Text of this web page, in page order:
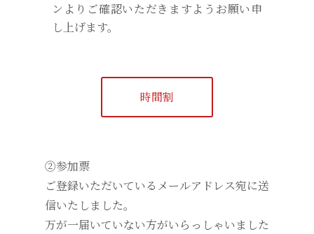
ンよりご確認いただきますようお願い申
し上げます。
時間割
②参加票
ご登録いただいているメールアドレス宛に送
信いたしました。
万が一届いていない方がいらっしゃいました